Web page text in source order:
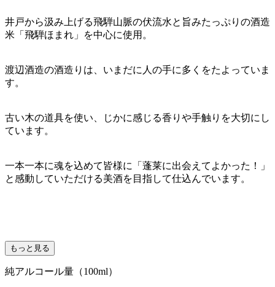
井戸から汲み上げる飛騨山脈の伏流水と旨みたっぷりの酒造
米「飛騨ほまれ」を中心に使用。
渡辺酒造の酒造りは、いまだに人の手に多くをたよっていま
す。
古い木の道具を使い、じかに感じる香りや手触りを大切にし
ています。
一本一本に魂を込めて皆様に「蓬莱に出会えてよかった！」
と感動していただける美酒を目指して仕込んでいます。
もっと見る
純アルコール量（100ml）